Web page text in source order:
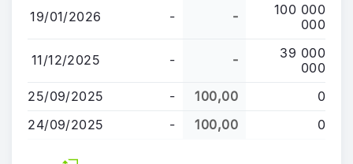
principal
19/01/2026 - -
100 000
000
11/12/2025 - -
39 000
000
25/09/2025
- 100,00
0
24/09/2025
- 100,00 0